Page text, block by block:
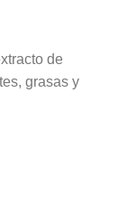
de
grasas y